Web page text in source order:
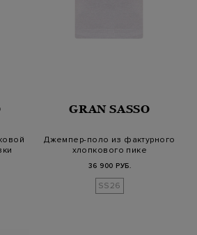
GRAN SASSO
Джемпер-поло из фактурного
хлопкового пике
36 900 РУБ.
SS26